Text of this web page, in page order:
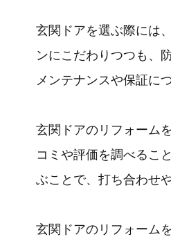
玄関ドアを選ぶ際には
ンにこだわりつつも、
メンテナンスや保証に
玄関ドアのリフォーム
コミや評価を調べるこ
ぶことで、打ち合わせ
玄関ドアのリフォーム